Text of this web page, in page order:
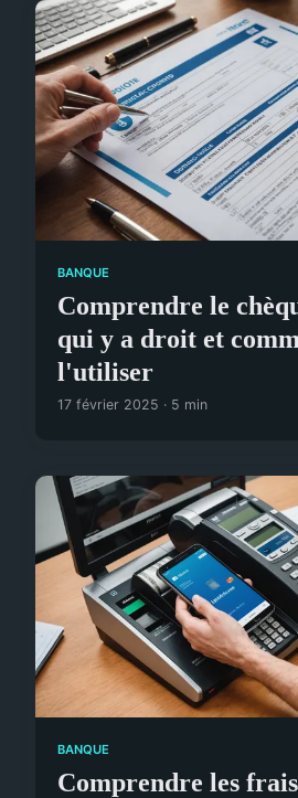
BANQUE
Comprendre le
qui y a droit et
l'utiliser
17 février 2025 · 5 min
BANQUE
Comprendre les